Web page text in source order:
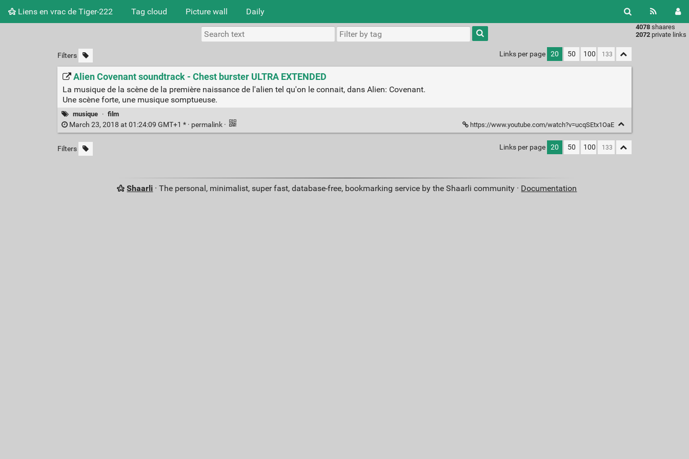
Liens en vrac de Tiger-222 Tag cloud Picture wall Daily
4078 shaares
2072 private links
Type 1 or
more
characters
results.
Filters Links per page 20 50 100
Alien Covenant soundtrack - Chest burster ULTRA EXTENDED
La musique de la scène de la première naissance de l'alien tel qu'on le connait, dans Alien: Covenant.
Une scène forte, une musique somptueuse.
musique · film
March 23, 2018 at 01:24:09 GMT+1 * · permalink · https://www.youtube.com/watch?v=ucqSEtx1OaE
Filters Links per page 20 50 100
Shaarli · The personal, minimalist, super fast, database-free, bookmarking service by the Shaarli community · Documentation